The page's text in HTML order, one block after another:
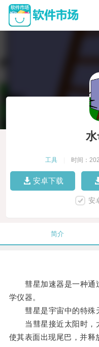
工具 时间：
安卓下载
安
简介
彗星加速器是一种通
学仪器。
彗星是宇宙中的特殊天
当彗星接近太阳时，太
使其表面出现尾巴，并释